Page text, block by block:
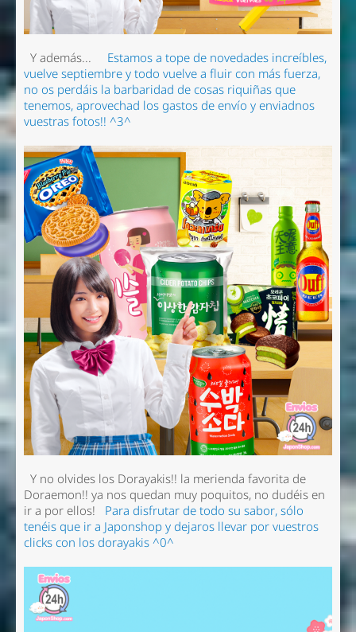
Y además... Estamos a tope de novedades increíbles,
vuelve septiembre y todo vuelve a fluir con más fuerza,
no os perdáis la barbaridad de cosas riquiñas que
tenemos, aprovechad los gastos de envío y enviadnos
vuestras fotos!! ^3^
Y no olvides los Dorayakis!! la merienda favorita de
Doraemon!! ya nos quedan muy poquitos, no dudéis en
ir a por ellos! Para disfrutar de todo su sabor, sólo
tenéis que ir a Japonshop y dejaros llevar por vuestros
clicks con los dorayakis ^0^